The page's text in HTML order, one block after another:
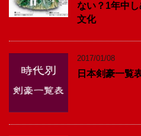
ない？1年中
文化
2017/01/08
日本剣豪一覧